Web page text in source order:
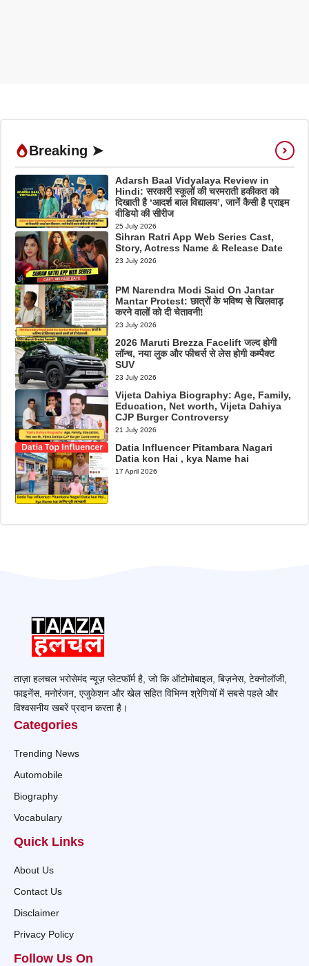
Breaking ➤
Adarsh Baal Vidyalaya Review in
Hindi: सरकारी स्कूलों की चरमराती हकीकत को
दिखाती है ‘आदर्श बाल विद्यालय’, जानें कैसी है प्राइम
वीडियो की सीरीज
25 July 2026
Sihran Ratri App Web Series Cast,
Story, Actress Name & Release Date
23 July 2026
PM Narendra Modi Said On Jantar
Mantar Protest: छात्रों के भविष्य से खिलवाड़
करने वालों को दी चेतावनी!
23 July 2026
2026 Maruti Brezza Facelift जल्द होगी
लॉन्च, नया लुक और फीचर्स से लेस होगी कम्पैक्ट
SUV
23 July 2026
Vijeta Dahiya Biography: Age, Family,
Education, Net worth, Vijeta Dahiya
CJP Burger Controversy
21 July 2026
Datia Influencer Pitambara Nagari
Datia kon Hai , kya Name hai
17 April 2026
ताज़ा हलचल भरोसेमंद न्यूज़ प्लेटफॉर्म है, जो कि ऑटोमोबाइल, बिज़नेस, टेक्नोलॉजी,
फाइनेंस, मनोरंजन, एजुकेशन और खेल सहित विभिन्न श्रेणियों में सबसे पहले और
विश्वसनीय खबरें प्रदान करता है।
Categories
Trending News
Automobile
Biography
Vocabulary
Quick Links
About Us
Contact Us
Disclaimer
Privacy Policy
Follow Us On